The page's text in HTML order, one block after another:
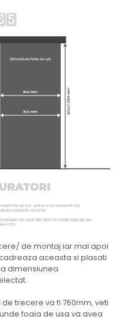
de montaj iar mai apoi
aceasta si plasati
dimensiunea
trecere va fi 760mm, veti
foaia de usa va avea